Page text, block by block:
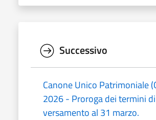
Successivo
Canone Unico Patrimoniale
2026 - Proroga dei termini di
versamento al 31 marzo.